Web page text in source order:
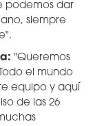
podemos dar
siempre
"Queremos
el mundo
equipo y aquí
de las 26